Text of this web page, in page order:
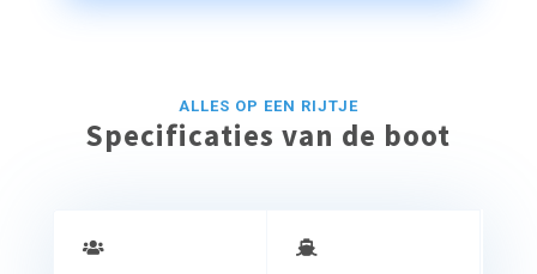
ALLES OP EEN RIJTJE
Specificaties van de boot